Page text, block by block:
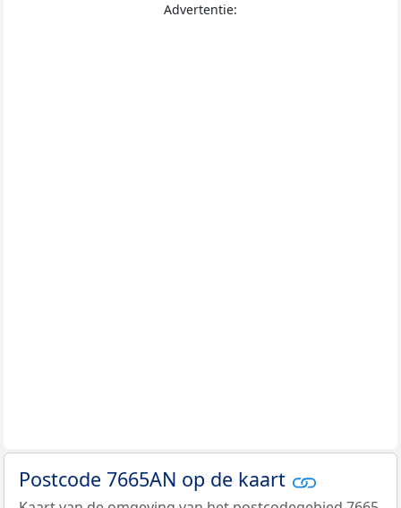
Advertentie:
Postcode 7665AN op de kaart